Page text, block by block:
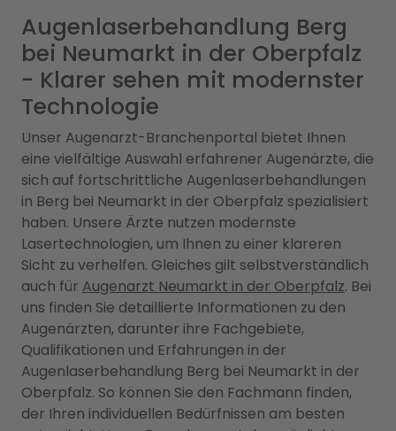
Augenlaserbehandlung Berg
bei Neumarkt in der Oberpfalz
- Klarer sehen mit modernster
Technologie
Unser Augenarzt-Branchenportal bietet Ihnen
eine vielfältige Auswahl erfahrener Augenärzte, die
sich auf fortschrittliche Augenlaserbehandlungen
in Berg bei Neumarkt in der Oberpfalz spezialisiert
haben. Unsere Ärzte nutzen modernste
Lasertechnologien, um Ihnen zu einer klareren
Sicht zu verhelfen. Gleiches gilt selbstverständlich
auch für Augenarzt Neumarkt in der Oberpfalz. Bei
uns finden Sie detaillierte Informationen zu den
Augenärzten, darunter ihre Fachgebiete,
Qualifikationen und Erfahrungen in der
Augenlaserbehandlung Berg bei Neumarkt in der
Oberpfalz. So können Sie den Fachmann finden,
der Ihren individuellen Bedürfnissen am besten